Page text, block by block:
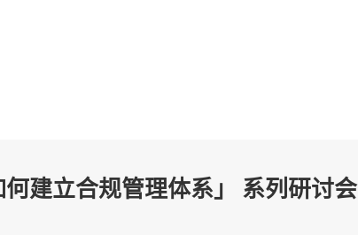
建立合规管理体系」 系列研讨会